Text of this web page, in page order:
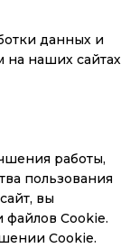
данных и
на наших сайтах
работы,
пользования
вы
файлов Cookie.
Cookie.